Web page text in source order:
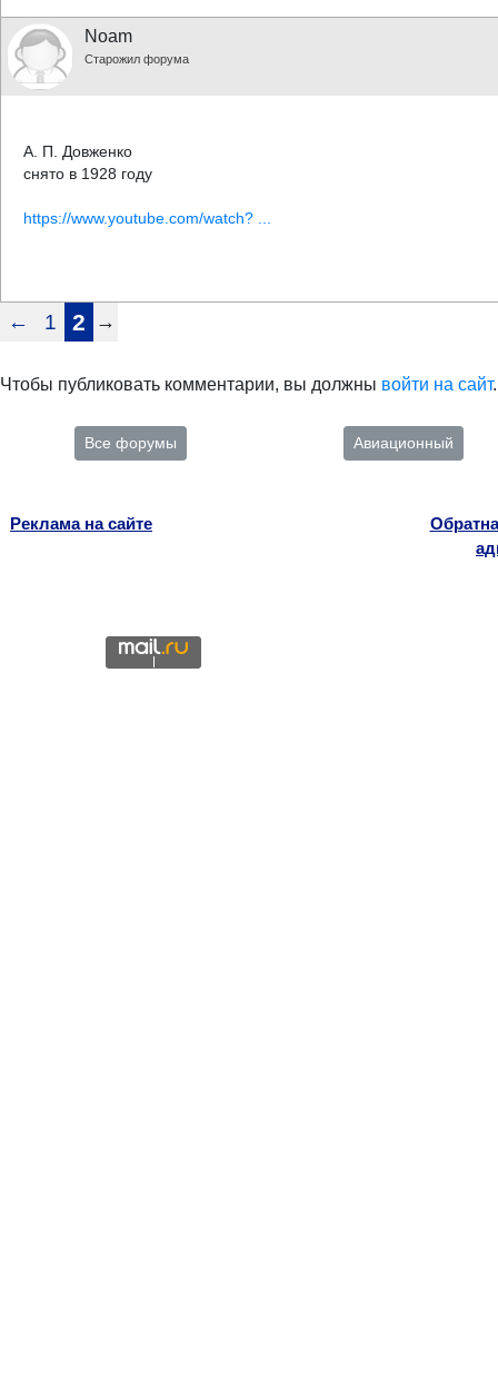
Noam
Старожил форума
А. П. Довженко
cнято в 1928 году
https://www.youtube.com/watch? ...
← 1 2 →
Чтобы публиковать комментарии, вы должны войти на сайт.
Все форумы Авиационный
Реклама на сайте